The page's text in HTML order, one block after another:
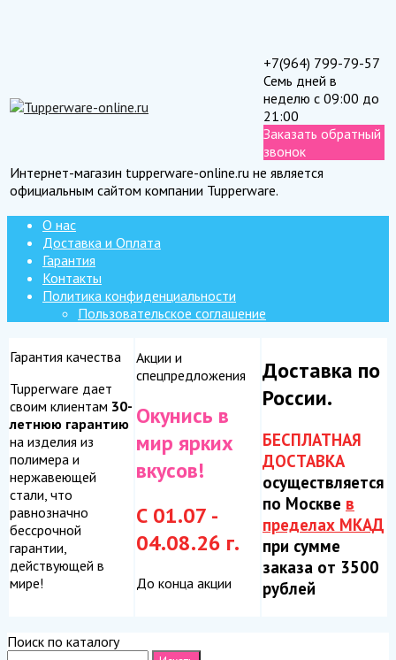
+7(964) 799-79-57
Семь дней в
неделю с 09:00 до
21:00
Заказать обратный
звонок
Интернет-магазин tupperware-online.ru не является
официальным сайтом компании Tupperware.
О нас
Доставка и Оплата
Гарантия
Контакты
Политика конфиденциальности
Пользовательское соглашение
Гарантия качества
Tupperware дает
своим клиентам 30-
летнюю гарантию
на изделия из
полимера и
нержавеющей
стали, что
равнозначно
бессрочной
гарантии,
действующей в
мире!
Акции и
спецпредложения
Окунись в
мир ярких
вкусов!
С 01.07 -
04.08.26 г.
До конца акции
Доставка по
России.
БЕСПЛАТНАЯ
ДОСТАВКА
осуществляется
по Москве в
пределах МКАД
при сумме
заказа от 3500
рублей
Поиск по каталогу